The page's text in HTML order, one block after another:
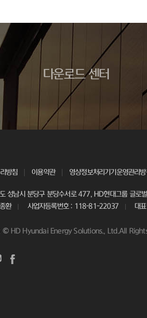
다운로드 센터
방침 이용약관 영상정보처리기기운영관리
성남시 분당구 분당수서로 477, HD현대그룹 글로
환
사업자등록번호 : 118-81-22037 대
© HD Hyundai Energy Solutions., Ltd.All